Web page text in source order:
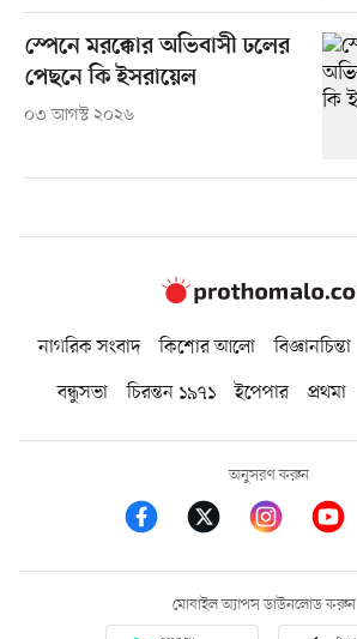
স্পেনে মরক্কোর অভিবাসী ঢলের
পেছনে কি ইসরায়েল
০৩ আগস্ট ২০২৬
নাগরিক সংবাদ কিশোর আলো বিজ্ঞানচিন্তা
বন্ধুসভা
চিরন্তন ১৯৭১ ইপেপার প্রথমা
অনুসরণ করুন
মোবাইল অ্যাপস ডাউনলোড করুন